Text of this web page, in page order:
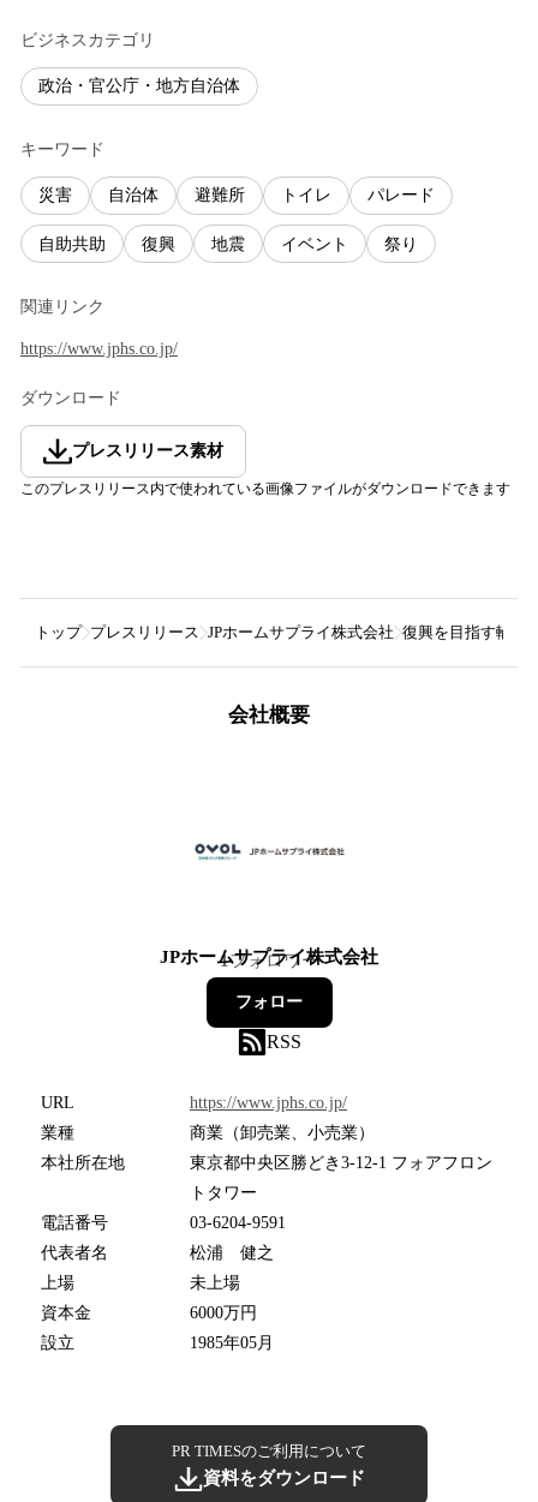
ビジネスカテゴリ
政治・官公庁・地方自治体
キーワード
災害 自治体 避難所 トイレ パレード
自助共助 復興 地震 イベント 祭り
関連リンク
https://www.jphs.co.jp/
ダウンロード
プレスリリース素材
このプレスリリース内で使われている画像ファイルがダウンロードできます
トップ プレスリリース JPホームサプライ株式会社 復興を目指す輪
会社概要
JPホームサプライ株式会社
1フォロワー
フォロー
RSS
URL
https://www.jphs.co.jp/
業種
商業（卸売業、小売業）
本社所在地
東京都中央区勝どき3-12-1 フォアフロン
トタワー
電話番号
03-6204-9591
代表者名
松浦 健之
上場
未上場
資本金
6000万円
設立
1985年05月
PR TIMESのご利用について
資料をダウンロード